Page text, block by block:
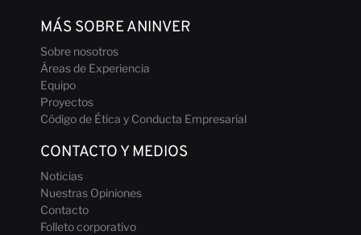
con
MÁS SOBRE ANINVER
Sobre nosotros
Áreas de Experiencia
Equipo
Proyectos
Código de Ética y Conducta Empresarial
CONTACTO Y MEDIOS
Noticias
Nuestras Opiniones
Contacto
Folleto corporativo